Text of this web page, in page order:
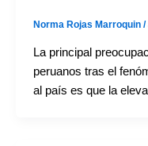
Norma Rojas Marroquin /
La principal
peruanos tras el
al país es que la